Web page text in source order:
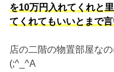
を10万円入れてくれと
てくれてもいいとまで言
店の二階の物置部屋な
(;^_^A